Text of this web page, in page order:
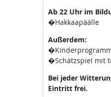
Ab 22 Uhr im
�Hakkaapäälle
Außerdem:
�Schätzspiel mit
Bei jeder
Eintritt frei.